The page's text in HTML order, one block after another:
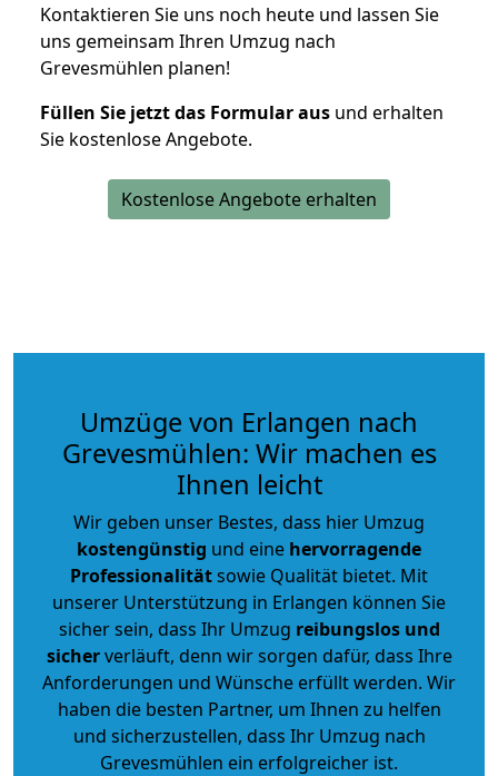
Kontaktieren Sie uns noch heute und lassen Sie
uns gemeinsam Ihren Umzug nach
Grevesmühlen planen!
Füllen Sie jetzt das Formular aus und erhalten
Sie kostenlose Angebote.
Kostenlose Angebote erhalten
Umzüge von Erlangen nach
Grevesmühlen: Wir machen es
Ihnen leicht
Wir geben unser Bestes, dass hier Umzug
kostengünstig und eine hervorragende
Professionalitätsowie Qualität bietet. Mit
unserer Unterstützung in Erlangen können Sie
sicher sein, dass Ihr Umzug reibungslos und
sicherverläuft, denn wir sorgen dafür, dass Ihre
Anforderungen und Wünsche erfüllt werden. Wir
haben die besten Partner, um Ihnen zu helfen
und sicherzustellen, dass Ihr Umzug nach
Grevesmühlen ein erfolgreicher ist.